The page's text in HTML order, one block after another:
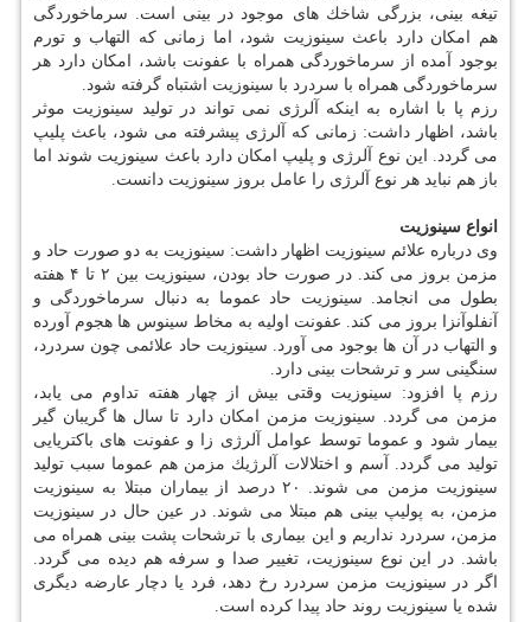
تیغه بینی، بزرگی شاخك های موجود در بینی است. سرماخوردگی
هم امكان دارد باعث سینوزیت شود، اما زمانی كه التهاب و تورم
بوجود آمده از سرماخوردگی همراه با عفونت باشد، امكان دارد هر
سرماخوردگی همراه با سردرد با سینوزیت اشتباه گرفته شود.
رزم پا با اشاره به اینكه آلرژی نمی تواند در تولید سینوزیت موثر
باشد، اظهار داشت: زمانی كه آلرژی پیشرفته می شود، باعث پلیپ
می گردد. این نوع آلرژی و پلیپ امكان دارد باعث سینوزیت شوند اما
باز هم نباید هر نوع آلرژی را عامل بروز سینوزیت دانست.
انواع سینوزیت
وی درباره علائم سینوزیت اظهار داشت: سینوزیت به دو صورت حاد و
مزمن بروز می كند. در صورت حاد بودن، سینوزیت بین ۲ تا ۴ هفته
بطول می انجامد. سینوزیت حاد عموما به دنبال سرماخوردگی و
آنفلوآنزا بروز می كند. عفونت اولیه به مخاط سینوس ها هجوم آورده
و التهاب در آن ها بوجود می آورد. سینوزیت حاد علائمی چون سردرد،
سنگینی سر و ترشحات بینی دارد.
رزم پا افزود: سینوزیت وقتی بیش از چهار هفته تداوم می یابد،
مزمن می گردد. سینوزیت مزمن امكان دارد تا سال ها گریبان گیر
بیمار شود و عموما توسط عوامل آلرژی زا و عفونت های باكتریایی
تولید می گردد. آسم و اختلالات آلرژیك مزمن هم عموما سبب تولید
سینوزیت مزمن می شوند. ۲۰ درصد از بیماران مبتلا به سینوزیت
مزمن، به پولیپ بینی هم مبتلا می شوند. در عین حال در سینوزیت
مزمن، سردرد نداریم و این بیماری با ترشحات پشت بینی همراه می
باشد. در این نوع سینوزیت، تغییر صدا و سرفه هم دیده می گردد.
اگر در سینوزیت مزمن سردرد رخ دهد، فرد یا دچار عارضه دیگری
شده یا سینوزیت روند حاد پیدا كرده است.